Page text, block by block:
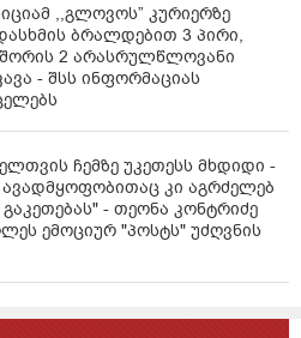
,,გლოვოს” კურიერზე
ბრალდებით 3 პირი,
2 არასრულწლოვანი
- შსს ინფორმაციას
ჩემზე უკეთესს მხდიდი -
ავადმყოფობითაც კი აგრძელებ
გაკეთებას" - თეონა კონტრიძე
ემოციურ "პოსტს" უძღვნის